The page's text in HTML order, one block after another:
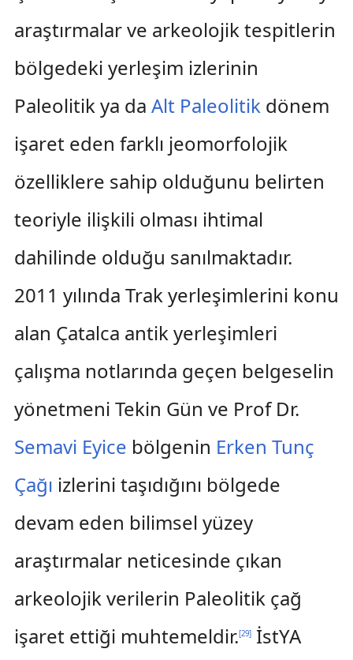
araştırmalar ve arkeolojik tespitlerin
bölgedeki yerleşim izlerinin
Paleolitik ya da Alt Paleolitikdönem
işaret eden farklı jeomorfolojik
özelliklere sahip olduğunu belirten
teoriyle ilişkili olması ihtimal
dahilinde olduğu sanılmaktadır.
2011 yılında Trak yerleşimlerini konu
alan Çatalca antik yerleşimleri
çalışma notlarında geçen belgeselin
yönetmeni Tekin Gün ve Prof Dr.
Semavi Eyice bölgenin Erken Tunç
Çağı izlerini taşıdığını bölgede
devam eden bilimsel yüzey
araştırmalar neticesinde çıkan
arkeolojik verilerin Paleolitik çağ
işaret ettiği muhtemeldir.[29]İstYA